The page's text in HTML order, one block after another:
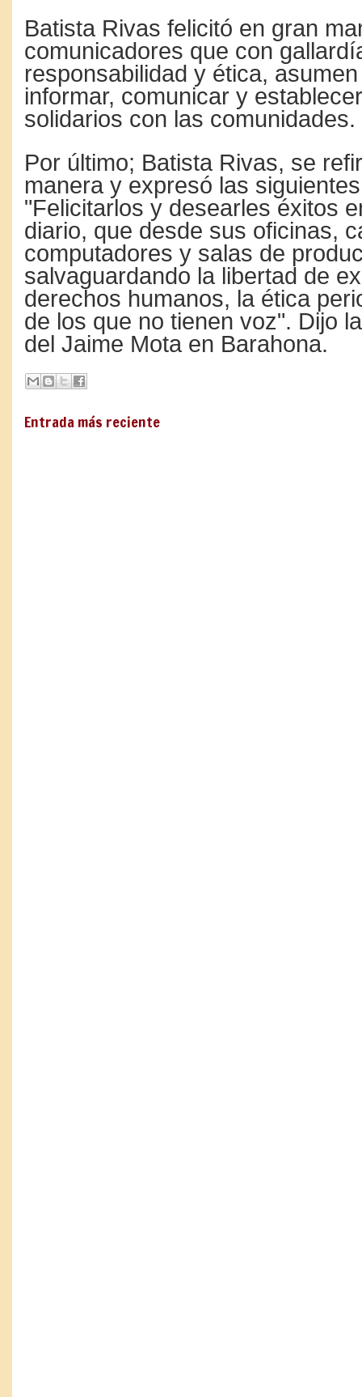
Batista Rivas felicitó en gran
comunicadores que con
responsabilidad y ética,
informar, comunicar y
solidarios con las comunidades.
Por último; Batista Rivas, se
manera y expresó las
"Felicitarlos y desearles éxitos
diario, que desde sus oficinas,
computadores y salas de
salvaguardando la libertad de
derechos humanos, la ética
de los que no tienen voz". Dijo
del Jaime Mota en Barahona.
Entrada más reciente